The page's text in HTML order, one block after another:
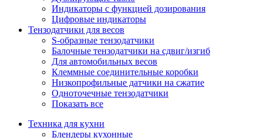
Индикаторы с функцией дозирования
Цифровые индикаторы
Тензодатчики для весов
S-образные тензодатчики
Балочные тензодатчики на сдвиг/изгиб
Для автомобильных весов
Клеммные соединительные коробки
Низкопрофильные датчики на сжатие
Одноточечные тензодатчики
Показать все
Техника для кухни
Блендеры кухонные